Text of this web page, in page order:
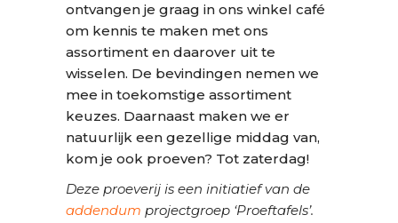
ontvangen je graag in ons winkel café
om kennis te maken met ons
assortiment en daarover uit te
wisselen. De bevindingen nemen we
mee in toekomstige assortiment
keuzes. Daarnaast maken we er
natuurlijk een gezellige middag van,
kom je ook proeven? Tot zaterdag!
Deze proeverij is een initiatief van de
addendum projectgroep ‘Proeftafels’.